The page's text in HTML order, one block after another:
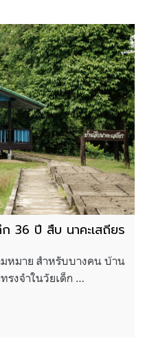
36 ปี สืบ นาคะเสถียร
มหมาย สำหรับบางคน บ้าน
รงจำในวัยเด็ก …
น รำลึก 36 ปี สืบ นาคะเสถียร